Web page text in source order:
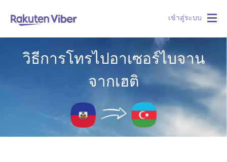
เข้าสู่ระบบ
วิธีการโทรไปอาเซอร์ไบจาน
จากเฮติ